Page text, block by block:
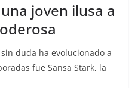
joven ilusa a
duda ha evolucionado a
fue Sansa Stark, la